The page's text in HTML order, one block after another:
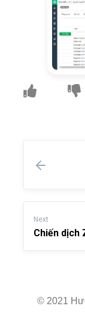
Next
Chiến dịch
© 2021